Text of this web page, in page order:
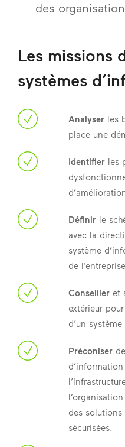
des
Les missions
systèmes
Analyser les
place une
Identifier les
Définir le
avec la
système
de
Conseiller et
extérieur
d’un
Préconiser
des
sécurisées.